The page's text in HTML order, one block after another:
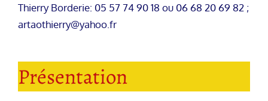
Thierry Borderie: 05 57 74 90 18 ou 06 68 20 69 82 ;
artaothierry@yahoo.fr
Présentation